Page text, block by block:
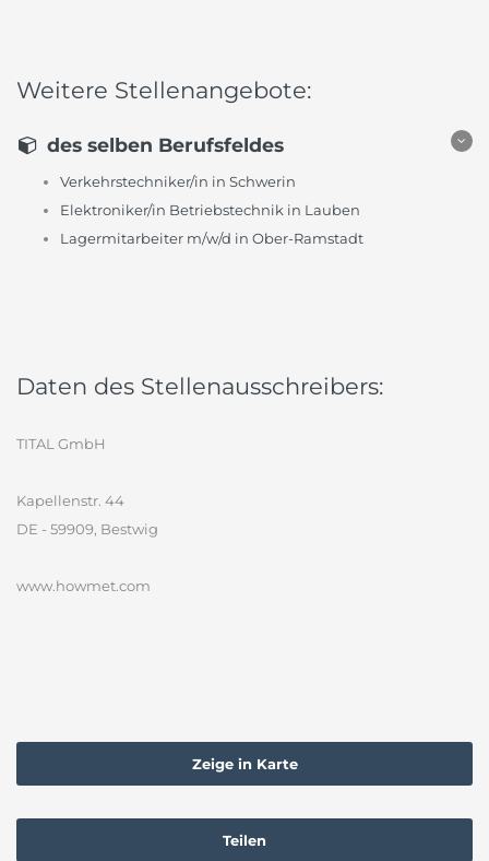
Weitere Stellenangebote:
des selben Berufsfeldes
Verkehrstechniker/in in Schwerin
Elektroniker/in Betriebstechnik in Lauben
Lagermitarbeiter m/w/d in Ober-Ramstadt
Daten des Stellenausschreibers:
TITAL GmbH
Kapellenstr. 44
DE - 59909, Bestwig
www.howmet.com
Zeige in Karte
Teilen